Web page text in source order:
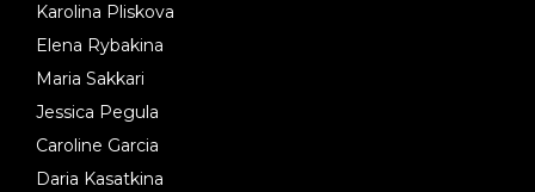
Karolina Pliskova
Elena Rybakina
Maria Sakkari
Jessica Pegula
Caroline Garcia
Daria Kasatkina